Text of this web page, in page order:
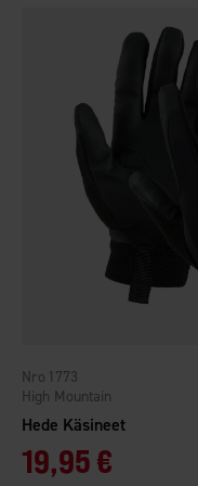
Hede Käsineet
High Mountain
1773
19,95 €